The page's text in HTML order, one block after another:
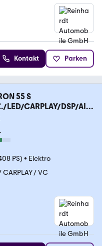
Kontakt Parken
55 S
LED/CARPLAY/DSP/AIR-
PS) • Elektro
CARPLAY / VC